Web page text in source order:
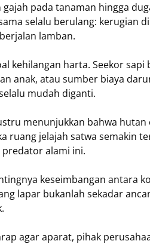
pada tanaman hingga
selalu berulang: kerugian
lamban.
kehilangan harta. Seekor sapi
anak, atau sumber biaya
mudah diganti.
menunjukkan bahwa
ruang jelajah satwa semakin
alami ini.
keseimbangan antara
lapar bukanlah sekadar
agar aparat, pihak